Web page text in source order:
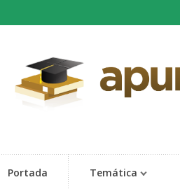
Portada Temática